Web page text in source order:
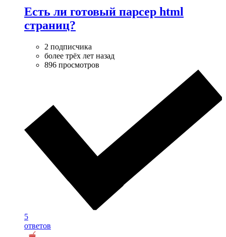
Есть ли готовый парсер html
страниц?
2 подписчика
более трёх лет назад
896 просмотров
5
ответов